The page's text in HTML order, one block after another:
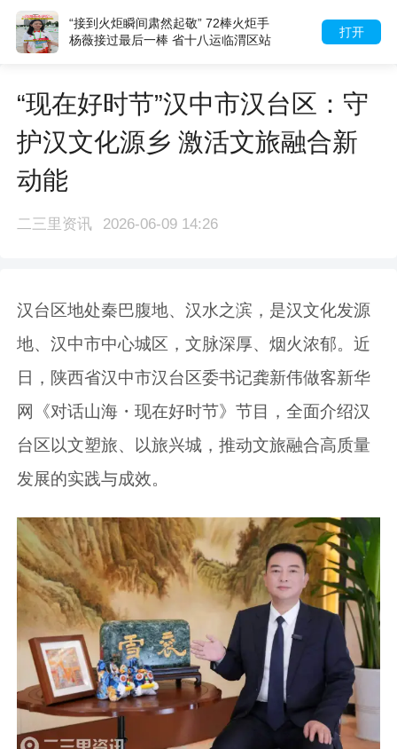
打开
“接到火炬瞬间肃然起敬” 72棒火炬手
杨薇接过最后一棒 省十八运临渭区站
“现在好时节”汉中市汉台区：守
护汉文化源乡 激活文旅融合新
动能
二三里资讯 2026-06-09 14:26
汉台区地处秦巴腹地、汉水之滨，是汉文化发源
地、汉中市中心城区，文脉深厚、烟火浓郁。近
日，陕西省汉中市汉台区委书记龚新伟做客新华
网《对话山海・现在好时节》节目，全面介绍汉
台区以文塑旅、以旅兴城，推动文旅融合高质量
发展的实践与成效。